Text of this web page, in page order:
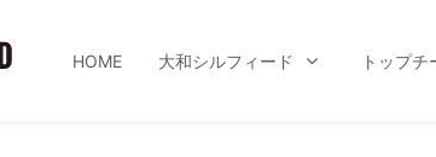
HOME 大和シルフィード トップチ